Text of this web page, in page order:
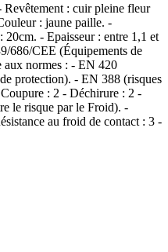
Revêtement : cuir pleine fleur
: jaune paille. -
- Epaisseur : entre 1,1 et
686/CEE (Équipements de
normes : - EN 420
protection). - EN 388 (risques
: 2 - Déchirure : 2 -
le risque par le Froid). -
au froid de contact : 3 -